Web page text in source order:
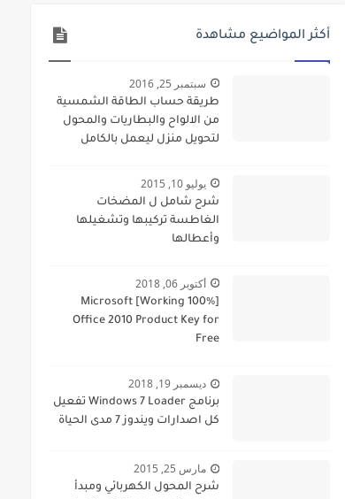
أكثر المواضيع مشاهدة
سبتمبر 25, 2016
طريقة حساب الطاقة الشمسية
من الالواح والبطاريات والمحول
لتحويل منزل ليعمل بالكامل
يوليو 10, 2015
شرح شامل ل المضخات
الغاطسة تركيبها وتشغيلها
وأعطالها
أكتوبر 06, 2018
[100% Working] Microsoft
Office 2010 Product Key for
Free
ديسمبر 19, 2018
برنامج Windows 7 Loader تفعيل
كل اصدارات ويندوز 7 مدى الحياة
مارس 25, 2015
شرح المحول الكهربائي ومبدأ